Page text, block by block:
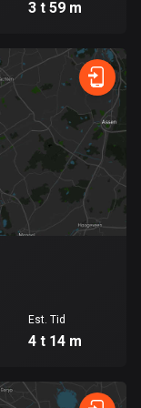
3 t 59 m
Est. Tid
4 t 14 m